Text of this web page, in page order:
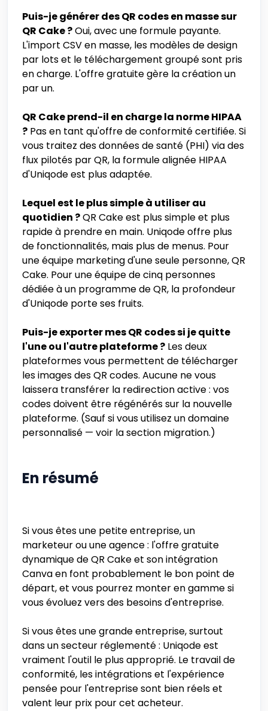
Puis-je générer des QR codes en masse sur
QR Cake ?Oui, avec une formule payante.
L'import CSV en masse, les modèles de design
par lots et le téléchargement groupé sont pris
en charge. L'offre gratuite gère la création un
par un.
QR Cake prend-il en charge la norme HIPAA
? Pas en tant qu'offre de conformité certifiée. Si
vous traitez des données de santé (PHI) via des
flux pilotés par QR, la formule alignée HIPAA
d'Uniqode est plus adaptée.
Lequel est le plus simple à utiliser au
quotidien ?QR Cake est plus simple et plus
rapide à prendre en main. Uniqode offre plus
de fonctionnalités, mais plus de menus. Pour
une équipe marketing d'une seule personne, QR
Cake. Pour une équipe de cinq personnes
dédiée à un programme de QR, la profondeur
d'Uniqode porte ses fruits.
Puis-je exporter mes QR codes si je quitte
l'une ou l'autre plateforme ? Les deux
plateformes vous permettent de télécharger
les images des QR codes. Aucune ne vous
laissera transférer la redirection active : vos
codes doivent être régénérés sur la nouvelle
plateforme. (Sauf si vous utilisez un domaine
personnalisé — voir la section migration.)
En résumé
Si vous êtes une petite entreprise, un
marketeur ou une agence : l'offre gratuite
dynamique de QR Cake et son intégration
Canva en font probablement le bon point de
départ, et vous pourrez monter en gamme si
vous évoluez vers des besoins d'entreprise.
Si vous êtes une grande entreprise, surtout
dans un secteur réglementé : Uniqode est
vraiment l'outil le plus approprié. Le travail de
conformité, les intégrations et l'expérience
pensée pour l'entreprise sont bien réels et
valent leur prix pour cet acheteur.